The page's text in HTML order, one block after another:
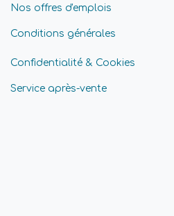
Nos offres d'emplois
Conditions générales
Confidentialité & Cookies
Service après-vente